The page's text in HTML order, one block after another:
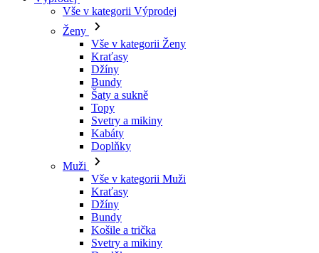
Ženy
Vše v kategorii Ženy
Kraťasy
Džíny
Bundy
Šaty a sukně
Topy
Svetry a mikiny
Kabáty
Doplňky
Vše v kategorii Muži
Kraťasy
Džíny
Bundy
Košile a trička
Svetry a mikiny
Doplňky